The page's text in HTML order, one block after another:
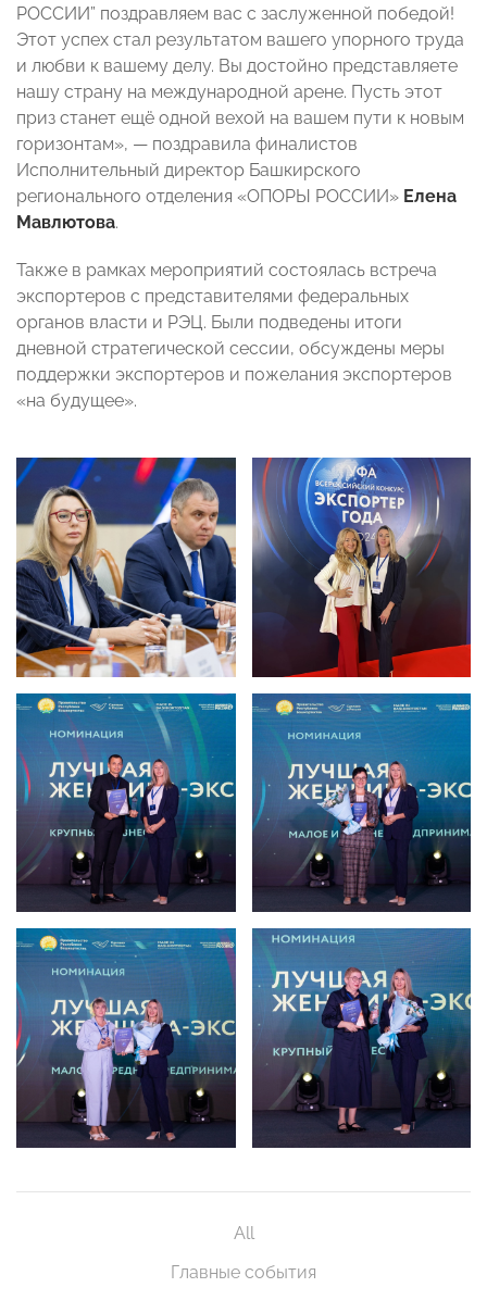
РОССИИ” поздравляем вас с заслуженной победой!
Этот успех стал результатом вашего упорного труда
и любви к вашему делу. Вы достойно представляете
нашу страну на международной арене. Пусть этот
приз станет ещё одной вехой на вашем пути к новым
горизонтам», — поздравила финалистов
Исполнительный директор Башкирского
регионального отделения «ОПОРЫ РОССИИ» Елена
Мавлютова.
Также в рамках мероприятий состоялась встреча
экспортеров с представителями федеральных
органов власти и РЭЦ. Были подведены итоги
дневной стратегической сессии, обсуждены меры
поддержки экспортеров и пожелания экспортеров
«на будущее».
All
Главные события